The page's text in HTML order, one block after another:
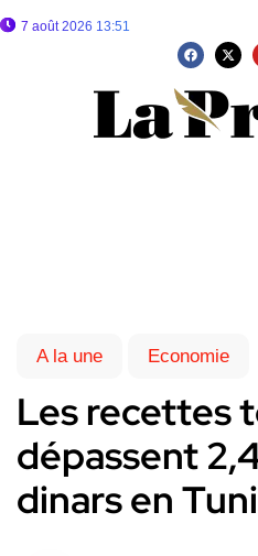
7 août 2026 13:51
A la une Economie
Les recettes
dépassent
dinars en